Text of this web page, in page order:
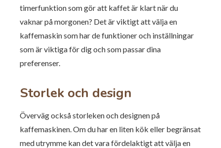
timerfunktion som gör att kaffet är klart när du
vaknar på morgonen? Det är viktigt att välja en
kaffemaskin som har de funktioner och inställningar
som är viktiga för dig och som passar dina
preferenser.
Storlek och design
Överväg också storleken och designen på
kaffemaskinen. Om du har en liten kök eller begränsat
med utrymme kan det vara fördelaktigt att välja en